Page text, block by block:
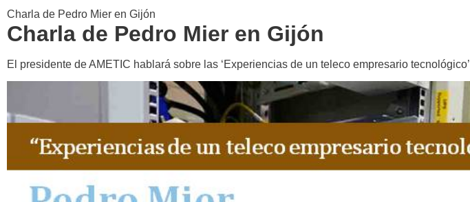
Charla de Pedro Mier en Gijón
Charla de Pedro Mier en Gijón
El presidente de AMETIC hablará sobre las ‘Experiencias de un teleco empresario tecnológico’